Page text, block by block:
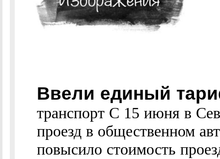
Ввели единый
транспорт С 15 июня в
проезд в общественном
повысило стоимость